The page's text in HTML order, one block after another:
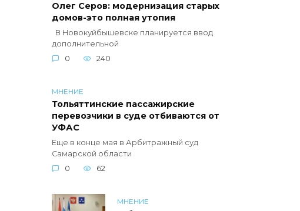
Олег Серов: модернизация старых
домов-это полная утопия
В Новокуйбышевске планируется ввод
дополнительной
0
240
МНЕНИЕ
Тольяттинские пассажирские
перевозчики в суде отбиваются от
УФАС
Еще в конце мая в Арбитражный суд
Самарской области
0
62
МНЕНИЕ